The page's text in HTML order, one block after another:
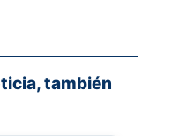
también